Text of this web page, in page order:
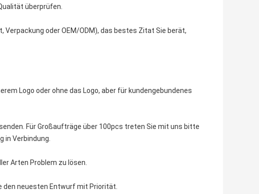
überprüfen.
Verpackung oder OEM/ODM), das bestes Zitat Sie berät,
Logo oder ohne das Logo, aber für kundengebundenes
Für Großaufträge über 100pcs treten Sie mit uns bitte
in Verbindung.
Arten Problem zu lösen.
den neuesten Entwurf mit Priorität.